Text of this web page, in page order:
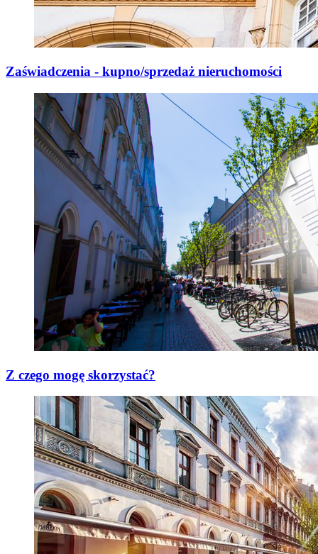
Zaświadczenia - kupno/sprzedaż nieruchomości
Z czego mogę skorzystać?